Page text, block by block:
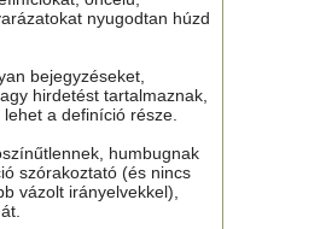
nyugodtan húzd
bejegyzéseket,
hirdetést tartalmaznak,
a definíció része.
humbugnak
szórakoztató (és nincs
vázolt irányelvekkel),